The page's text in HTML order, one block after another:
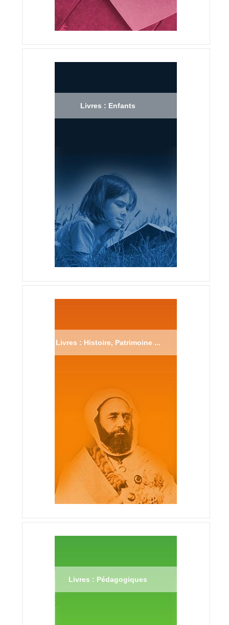
Livres : Enfants
Livres : Histoire, Patrimoine ...
Livres : Pédagogiques